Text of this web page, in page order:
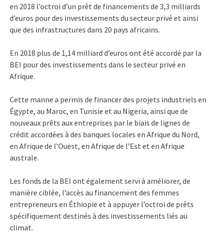
en 2018 l’octroi d’un prêt de financements de 3,3 milliards
d’euros pour des investissements du secteur privé et ainsi
que des infrastructures dans 20 pays africains.
En 2018 plus de 1,14 milliard d’euros ont été accordé par la
BEI pour des investissements dans le secteur privé en
Afrique.
Cette manne a permis de financer des projets industriels en
Égypte, au Maroc, en Tunisie et au Nigeria, ainsi que de
nouveaux prêts aux entreprises par le biais de lignes de
crédit accordées à des banques locales en Afrique du Nord,
en Afrique de l’Ouest, en Afrique de l’Est et en Afrique
australe.
Les fonds de la BEI ont également servi à améliorer, de
manière ciblée, l’accès au financement des femmes
entrepreneurs en Éthiopie et à appuyer l’octroi de prêts
spécifiquement destinés à des investissements liés au
climat.